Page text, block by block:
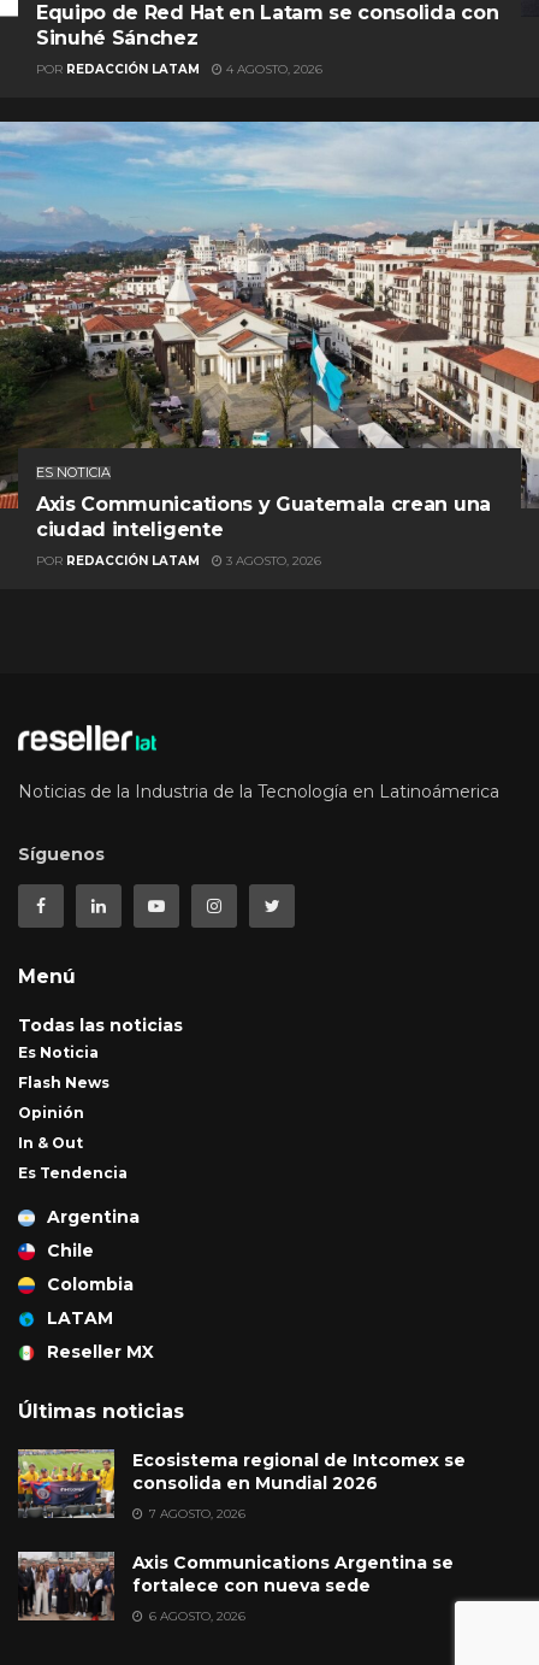
Equipo de Red Hat en Latam se consolida con
Sinuhé Sánchez
POR REDACCIÓN LATAM 4 AGOSTO, 2026
ES NOTICIA
Axis Communications y Guatemala crean una
ciudad inteligente
POR REDACCIÓN LATAM 3 AGOSTO, 2026
Noticias de la Industria de la Tecnología en Latinoámerica
Síguenos
Menú
Todas las noticias
Es Noticia
Flash News
Opinión
In & Out
Es Tendencia
Argentina
Chile
Colombia
LATAM
Reseller MX
Últimas noticias
Ecosistema regional de Intcomex se
consolida en Mundial 2026
7 AGOSTO, 2026
Axis Communications Argentina se
fortalece con nueva sede
6 AGOSTO, 2026